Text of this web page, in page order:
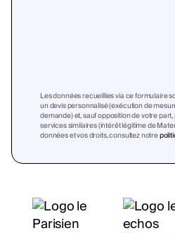
Les données recueillies via ce formulaire
un devis personnalisé (exécution de
demande) et, sauf opposition de votre
services similaires (intérêt légitime de
données et vos droits, consultez notre